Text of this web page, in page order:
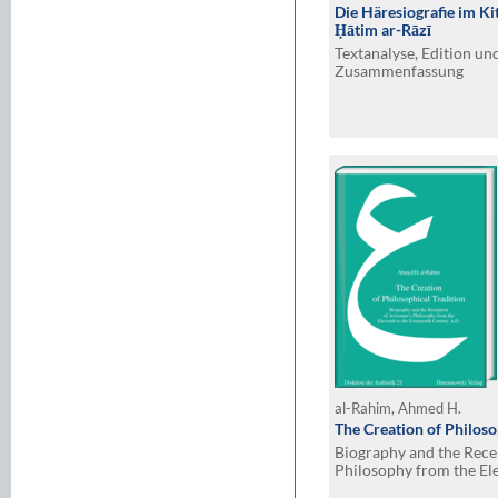
Die Häresiografie im
Ḥātim ar-Rāzī
Textanalyse, Edition
Zusammenfassung
al-Rahim, Ahmed H.
The Creation of
Biography and the
Philosophy from the